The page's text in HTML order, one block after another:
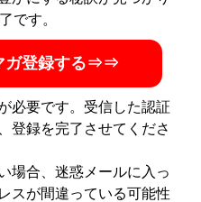
@MBKnowerMag ）
『ロードマップ』
地方のしがないショップ
店員はなぜ成功できたの
その秘密はロードマップ
にあった
です。
ガ登録する⇒⇒
必要です。受信した認証
登録を完了させてくださ
場合、迷惑メールに入っ
スが間違っている可能性